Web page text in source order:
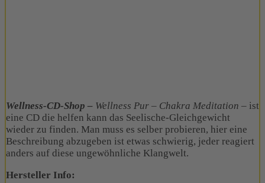
Wellness-CD-Shop – Wellness Pur – Chakra Meditation – ist
eine CD die helfen kann das Seelische-Gleichgewicht
wieder zu finden. Man muss es selber probieren, hier eine
Beschreibung abzugeben ist etwas schwierig, jeder reagiert
anders auf diese ungewöhnliche Klangwelt.
Hersteller Info: